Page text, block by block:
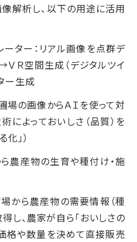
解析し、以下の用途に活用
ター：リアル画像を点群デ
Ｒ空間生成（デジタルツイ
ー生成
の画像からＡＩを使って対
によっておいしさ（品質）を
」）
農産物の生育や種付け・施
から農産物の需要情報（種
し、農家が自ら「おいしさの
格や数量を決めて直接販売